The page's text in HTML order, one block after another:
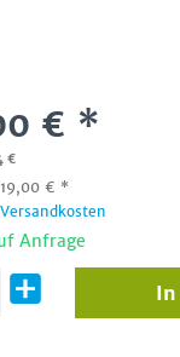
€ *
€
€ *
Anfrage
In